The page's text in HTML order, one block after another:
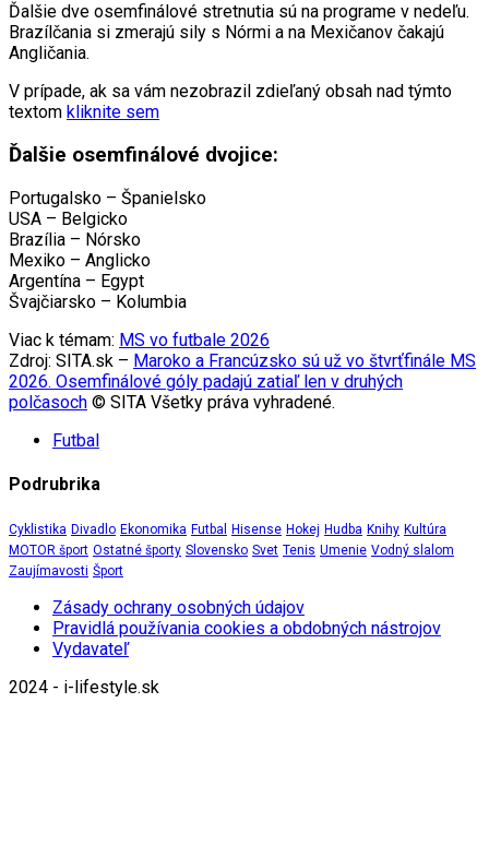
Ďalšie dve osemfinálové stretnutia sú na programe v nedeľu.
Brazílčania si zmerajú sily s Nórmi a na Mexičanov čakajú
Angličania.
V prípade, ak sa vám nezobrazil zdieľaný obsah nad týmto
textom kliknite sem
Ďalšie osemfinálové dvojice:
Portugalsko – Španielsko
USA – Belgicko
Brazília – Nórsko
Mexiko – Anglicko
Argentína – Egypt
Švajčiarsko – Kolumbia
Viac k témam: MS vo futbale 2026
Zdroj: SITA.sk – Maroko a Francúzsko sú už vo štvrťfinále MS
2026. Osemfinálové góly padajú zatiaľ len v druhých
polčasoch © SITA Všetky práva vyhradené.
Futbal
Podrubrika
Cyklistika Divadlo Ekonomika Futbal Hisense Hokej Hudba Knihy Kultúra
MOTOR šport Ostatné športy Slovensko Svet Tenis Umenie Vodný slalom
Zaujímavosti Šport
Zásady ochrany osobných údajov
Pravidlá používania cookies a obdobných nástrojov
Vydavateľ
2024 - i-lifestyle.sk